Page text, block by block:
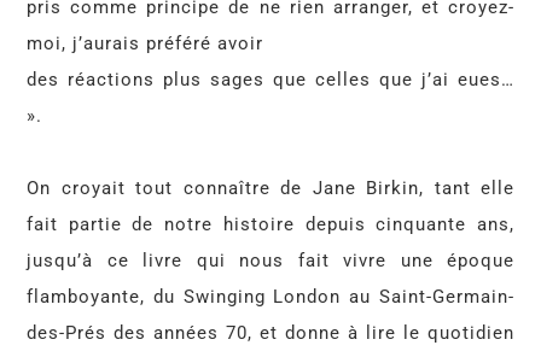
pris comme principe de ne rien arranger, et croyez-
moi, j’aurais préféré avoir
des réactions plus sages que celles que j’ai eues…
».
On croyait tout connaître de Jane Birkin, tant elle
fait partie de notre histoire depuis cinquante ans,
jusqu’à ce livre qui nous fait vivre une époque
flamboyante, du Swinging London au Saint-Germain-
des-Prés des années 70, et donne à lire le quotidien